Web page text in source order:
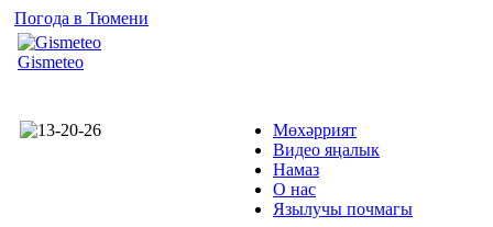
Погода в Тюмени
Gismeteo
Мөхәррият
Видео яңалык
Намаз
О нас
Язылучы почмагы